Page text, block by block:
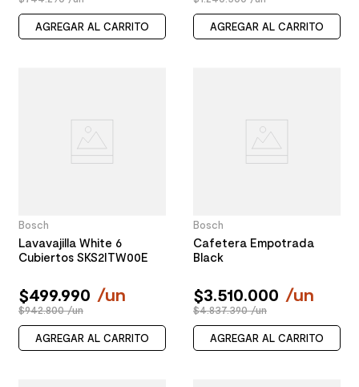
AGREGAR AL CARRITO AGREGAR AL CARRITO
Bosch
Lavavajilla White 6
Cubiertos SKS2ITW00E
$499.990 /un
$942.800 /un
AGREGAR AL CARRITO
Bosch
Cafetera Empotrada
Black
$3.510.000 /un
$4.837.390 /un
AGREGAR AL CARRITO